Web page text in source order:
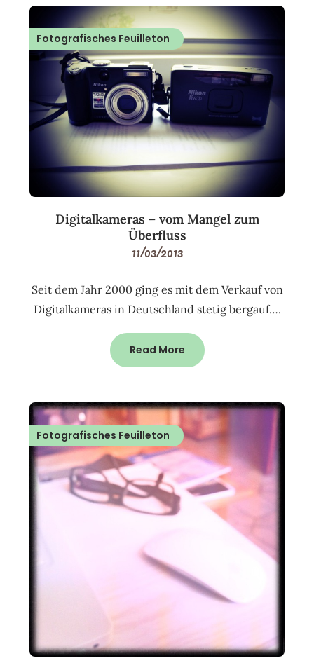
Fotografisches Feuilleton
Digitalkameras – vom Mangel zum
Überfluss
11/03/2013
Seit dem Jahr 2000 ging es mit dem Verkauf von
Digitalkameras in Deutschland stetig bergauf….
Read More
Fotografisches Feuilleton